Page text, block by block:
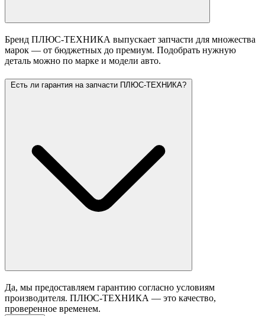
Бренд ПЛЮС-ТЕХНИКА выпускает запчасти для множества
марок — от бюджетных до премиум. Подобрать нужную
деталь можно по марке и модели авто.
Есть ли гарантия на запчасти ПЛЮС-ТЕХНИКА?
Да, мы предоставляем гарантию согласно условиям
производителя. ПЛЮС-ТЕХНИКА — это качество,
проверенное временем.